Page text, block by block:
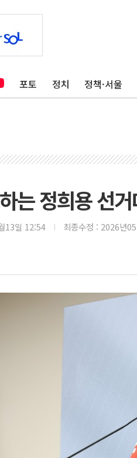
포토 정치 정책·서울
는 정희용 선
13일 12:54 최종수정 : 2026년